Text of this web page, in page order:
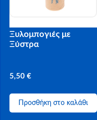
Ξυλομπογιές με
Ξύστρα
5,50 €
Προσθήκη στο καλάθι